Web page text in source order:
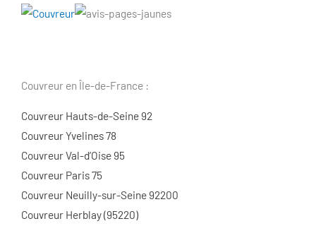
Couvreur en Île-de-France :
Couvreur Hauts-de-Seine 92
Couvreur Yvelines 78
Couvreur Val-d’Oise 95
Couvreur Paris 75
Couvreur Neuilly-sur-Seine 92200
Couvreur Herblay (95220)